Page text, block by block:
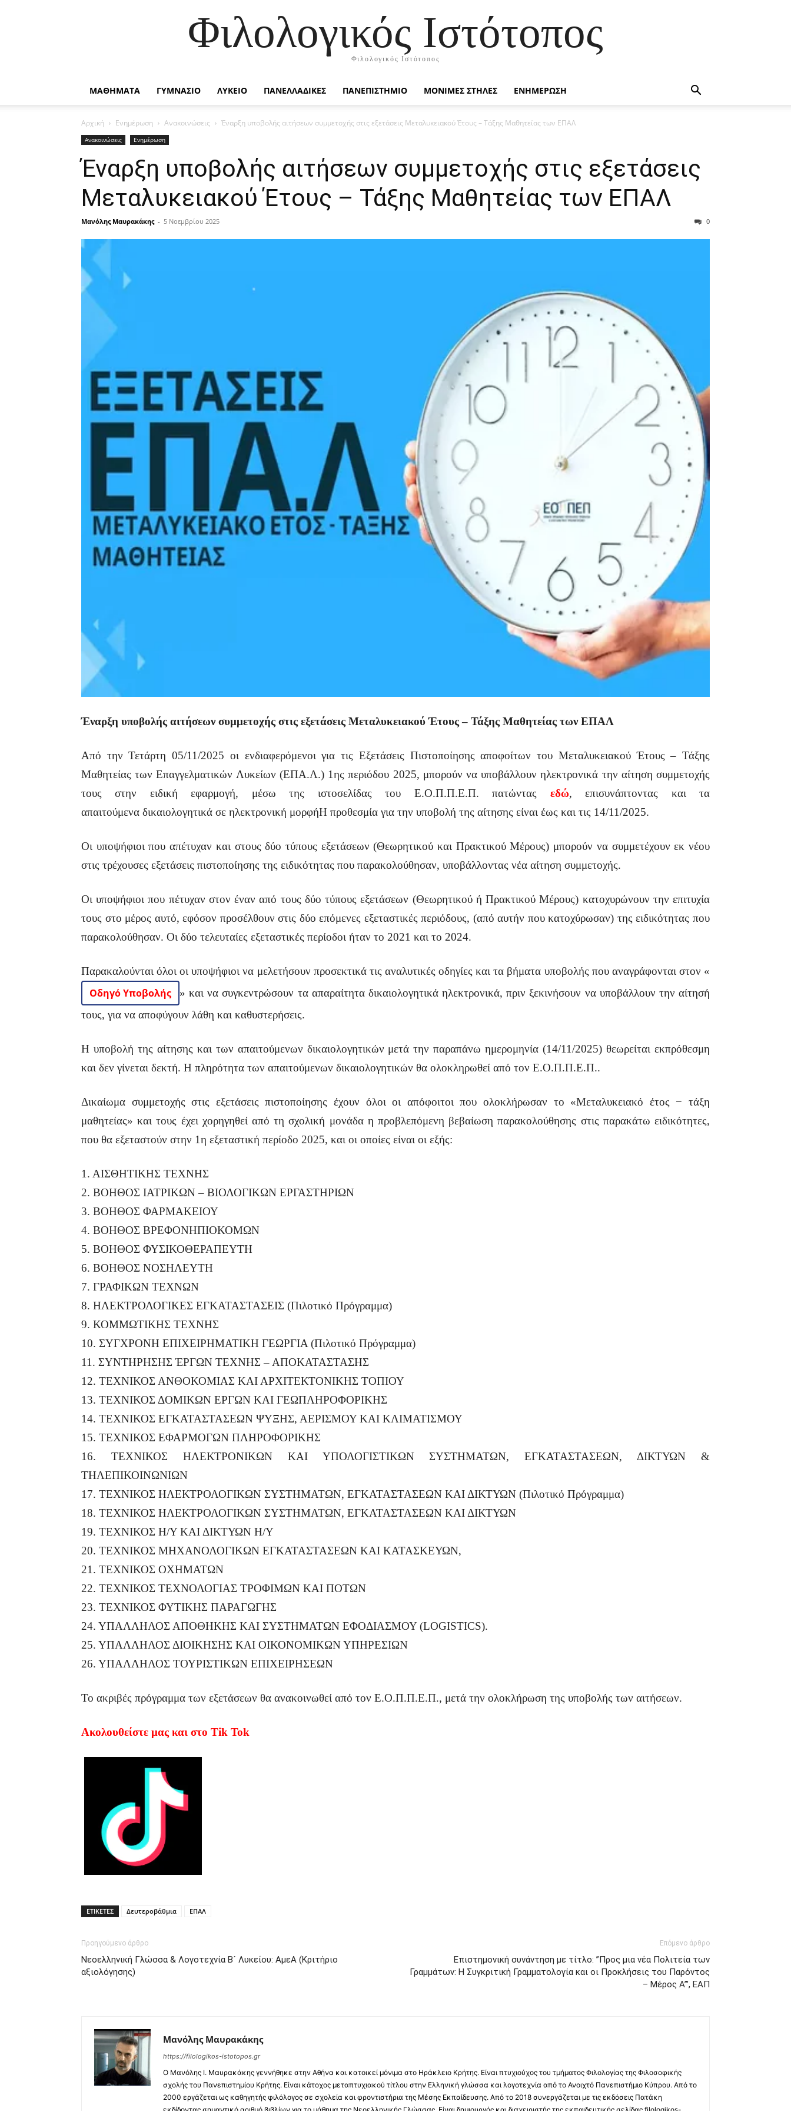
Φιλολογικός Ιστότοπος
Φιλολογικός Ιστότοπος
ΜΑΘΗΜΑΤΑ ΓΥΜΝΑΣΙΟ ΛΥΚΕΙΟ ΠΑΝΕΛΛΑΔΙΚΕΣ ΠΑΝΕΠΙΣΤΗΜΙΟ ΜΟΝΙΜΕΣ ΣΤΗΛΕΣ ΕΝΗΜΕΡΩΣΗ
Αρχική Ενημέρωση Ανακοινώσεις Έναρξη υποβολής αιτήσεων συμμετοχής στις εξετάσεις Μεταλυκειακού Έτους – Τάξης Μαθητείας των ΕΠΑΛ
Ανακοινώσεις Ενημέρωση
Έναρξη υποβολής αιτήσεων συμμετοχής στις εξετάσεις
Μεταλυκειακού Έτους – Τάξης Μαθητείας των ΕΠΑΛ
Μανόλης Μαυρακάκης - 5 Νοεμβρίου 2025 0
Έναρξη υποβολής αιτήσεων συμμετοχής στις εξετάσεις Μεταλυκειακού Έτους – Τάξης Μαθητείας των ΕΠΑΛ
Από την Τετάρτη 05/11/2025 οι ενδιαφερόμενοι για τις Εξετάσεις Πιστοποίησης αποφοίτων του Μεταλυκειακού Έτους – Τάξης
Μαθητείας των Επαγγελματικών Λυκείων (ΕΠΑ.Λ.) 1ης περιόδου 2025, μπορούν να υποβάλλουν ηλεκτρονικά την αίτηση συμμετοχής
τους στην ειδική εφαρμογή, μέσω της ιστοσελίδας του Ε.Ο.Π.Π.Ε.Π. πατώντας εδώ, επισυνάπτοντας και τα
απαιτούμενα δικαιολογητικά σε ηλεκτρονική μορφήΗ προθεσμία για την υποβολή της αίτησης είναι έως και τις 14/11/2025.
Οι υποψήφιοι που απέτυχαν και στους δύο τύπους εξετάσεων (Θεωρητικού και Πρακτικού Μέρους) μπορούν να συμμετέχουν εκ νέου
στις τρέχουσες εξετάσεις πιστοποίησης της ειδικότητας που παρακολούθησαν, υποβάλλοντας νέα αίτηση συμμετοχής.
Οι υποψήφιοι που πέτυχαν στον έναν από τους δύο τύπους εξετάσεων (Θεωρητικού ή Πρακτικού Μέρους) κατοχυρώνουν την επιτυχία
τους στο μέρος αυτό, εφόσον προσέλθουν στις δύο επόμενες εξεταστικές περιόδους, (από αυτήν που κατοχύρωσαν) της ειδικότητας που
παρακολούθησαν. Οι δύο τελευταίες εξεταστικές περίοδοι ήταν το 2021 και το 2024.
Παρακαλούνται όλοι οι υποψήφιοι να μελετήσουν προσεκτικά τις αναλυτικές οδηγίες και τα βήματα υποβολής που αναγράφονται στον «
Οδηγό Υποβολής
» και να συγκεντρώσουν τα απαραίτητα δικαιολογητικά ηλεκτρονικά, πριν ξεκινήσουν να υποβάλλουν την αίτησή
τους, για να αποφύγουν λάθη και καθυστερήσεις.
Η υποβολή της αίτησης και των απαιτούμενων δικαιολογητικών μετά την παραπάνω ημερομηνία (14/11/2025) θεωρείται εκπρόθεσμη
και δεν γίνεται δεκτή. Η πληρότητα των απαιτούμενων δικαιολογητικών θα ολοκληρωθεί από τον Ε.Ο.Π.Π.Ε.Π..
Δικαίωμα συμμετοχής στις εξετάσεις πιστοποίησης έχουν όλοι οι απόφοιτοι που ολοκλήρωσαν το «Μεταλυκειακό έτος − τάξη
μαθητείας» και τους έχει χορηγηθεί από τη σχολική μονάδα η προβλεπόμενη βεβαίωση παρακολούθησης στις παρακάτω ειδικότητες,
που θα εξεταστούν στην 1η εξεταστική περίοδο 2025, και οι οποίες είναι οι εξής:
1. ΑΙΣΘΗΤΙΚΗΣ ΤΕΧΝΗΣ
2. ΒΟΗΘΟΣ ΙΑΤΡΙΚΩΝ – ΒΙΟΛΟΓΙΚΩΝ ΕΡΓΑΣΤΗΡΙΩΝ
3. ΒΟΗΘΟΣ ΦΑΡΜΑΚΕΙΟΥ
4. ΒΟΗΘΟΣ ΒΡΕΦΟΝΗΠΙΟΚΟΜΩΝ
5. ΒΟΗΘΟΣ ΦΥΣΙΚΟΘΕΡΑΠΕΥΤΗ
6. ΒΟΗΘΟΣ ΝΟΣΗΛΕΥΤΗ
7. ΓΡΑΦΙΚΩΝ ΤΕΧΝΩΝ
8. ΗΛΕΚΤΡΟΛΟΓΙΚΕΣ ΕΓΚΑΤΑΣΤΑΣΕΙΣ (Πιλοτικό Πρόγραμμα)
9. ΚΟΜΜΩΤΙΚΗΣ ΤΕΧΝΗΣ
10. ΣΥΓΧΡΟΝΗ ΕΠΙΧΕΙΡΗΜΑΤΙΚΗ ΓΕΩΡΓΙΑ (Πιλοτικό Πρόγραμμα)
11. ΣΥΝΤΗΡΗΣΗΣ ΈΡΓΩΝ ΤΕΧΝΗΣ – ΑΠΟΚΑΤΑΣΤΑΣΗΣ
12. ΤΕΧΝΙΚΟΣ ΑΝΘΟΚΟΜΙΑΣ ΚΑΙ ΑΡΧΙΤΕΚΤΟΝΙΚΗΣ ΤΟΠΙΟΥ
13. ΤΕΧΝΙΚΟΣ ΔΟΜΙΚΩΝ ΕΡΓΩΝ ΚΑΙ ΓΕΩΠΛΗΡΟΦΟΡΙΚΗΣ
14. ΤΕΧΝΙΚΟΣ ΕΓΚΑΤΑΣΤΑΣΕΩΝ ΨΥΞΗΣ, ΑΕΡΙΣΜΟΥ ΚΑΙ ΚΛΙΜΑΤΙΣΜΟΥ
15. ΤΕΧΝΙΚΟΣ ΕΦΑΡΜΟΓΩΝ ΠΛΗΡΟΦΟΡΙΚΗΣ
16. ΤΕΧΝΙΚΟΣ ΗΛΕΚΤΡΟΝΙΚΩΝ ΚΑΙ ΥΠΟΛΟΓΙΣΤΙΚΩΝ ΣΥΣΤΗΜΑΤΩΝ, ΕΓΚΑΤΑΣΤΑΣΕΩΝ, ΔΙΚΤΥΩΝ &
ΤΗΛΕΠΙΚΟΙΝΩΝΙΩΝ
17. ΤΕΧΝΙΚΟΣ ΗΛΕΚΤΡΟΛΟΓΙΚΩΝ ΣΥΣΤΗΜΑΤΩΝ, ΕΓΚΑΤΑΣΤΑΣΕΩΝ ΚΑΙ ΔΙΚΤΥΩΝ (Πιλοτικό Πρόγραμμα)
18. ΤΕΧΝΙΚΟΣ ΗΛΕΚΤΡΟΛΟΓΙΚΩΝ ΣΥΣΤΗΜΑΤΩΝ, ΕΓΚΑΤΑΣΤΑΣΕΩΝ ΚΑΙ ΔΙΚΤΥΩΝ
19. ΤΕΧΝΙΚΟΣ Η/Υ ΚΑΙ ΔΙΚΤΥΩΝ Η/Υ
20. ΤΕΧΝΙΚΟΣ ΜΗΧΑΝΟΛΟΓΙΚΩΝ ΕΓΚΑΤΑΣΤΑΣΕΩΝ ΚΑΙ ΚΑΤΑΣΚΕΥΩΝ,
21. ΤΕΧΝΙΚΟΣ ΟΧΗΜΑΤΩΝ
22. ΤΕΧΝΙΚΟΣ ΤΕΧΝΟΛΟΓΙΑΣ ΤΡΟΦΙΜΩΝ ΚΑΙ ΠΟΤΩΝ
23. ΤΕΧΝΙΚΟΣ ΦΥΤΙΚΗΣ ΠΑΡΑΓΩΓΗΣ
24. ΥΠΑΛΛΗΛΟΣ ΑΠΟΘΗΚΗΣ ΚΑΙ ΣΥΣΤΗΜΑΤΩΝ ΕΦΟΔΙΑΣΜΟΥ (LOGISTICS).
25. ΥΠΑΛΛΗΛΟΣ ΔΙΟΙΚΗΣΗΣ ΚΑΙ ΟΙΚΟΝΟΜΙΚΩΝ ΥΠΗΡΕΣΙΩΝ
26. ΥΠΑΛΛΗΛΟΣ ΤΟΥΡΙΣΤΙΚΩΝ ΕΠΙΧΕΙΡΗΣΕΩΝ
Το ακριβές πρόγραμμα των εξετάσεων θα ανακοινωθεί από τον Ε.Ο.Π.Π.Ε.Π., μετά την ολοκλήρωση της υποβολής των αιτήσεων.
Ακολουθείστε μας και στο Tik Tok
ΕΤΙΚΕΤΕΣ Δευτεροβάθμια ΕΠΑΛ
Προηγούμενο άρθρο
Νεοελληνική Γλώσσα & Λογοτεχνία Β´ Λυκείου: ΑμεΑ (Κριτήριο
αξιολόγησης)
Επόμενο άρθρο
Επιστημονική συνάντηση με τίτλο: ”Προς μια νέα Πολιτεία των
Γραμμάτων: Η Συγκριτική Γραμματολογία και οι Προκλήσεις του Παρόντος
– Μέρος Α”’, ΕΑΠ
Μανόλης Μαυρακάκης
https://filologikos-istotopos.gr
Ο Μανόλης I. Μαυρακάκης γεννήθηκε στην Αθήνα και κατοικεί μόνιμα στο Ηράκλειο Κρήτης. Είναι πτυχιούχος του τμήματος Φιλολογίας της Φιλοσοφικής
σχολής του Πανεπιστημίου Κρήτης. Είναι κάτοχος μεταπτυχιακού τίτλου στην Ελληνική γλώσσα και λογοτεχνία από το Ανοιχτό Πανεπιστήμιο Κύπρου. Από το
2000 εργάζεται ως καθηγητής φιλόλογος σε σχολεία και φροντιστήρια της Μέσης Εκπαίδευσης. Από το 2018 συνεργάζεται με τις εκδόσεις Πατάκη